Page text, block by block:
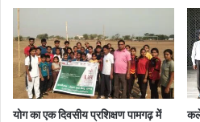
1
3
दि
स
म्ब
र
त
पु
नि
वा
स
सु
योग का एक दिवसीय प्रशिक्षण पामगढ़ में